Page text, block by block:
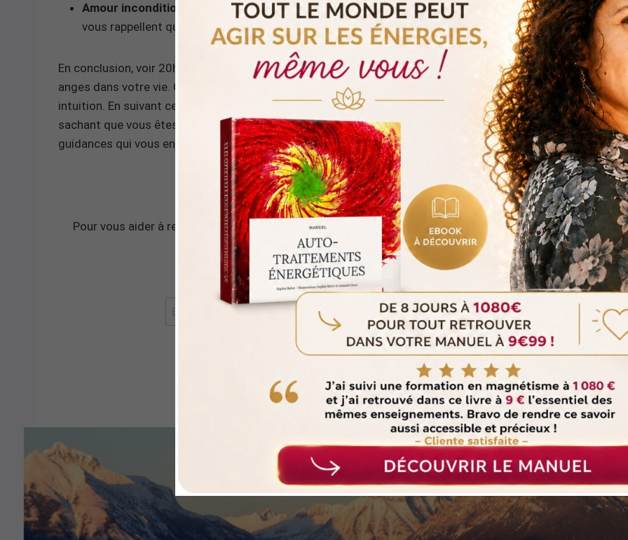
Amour inconditionnel:
Les messages des anges à 20h37 sont également empreints d’amour. Ils
vous rappellent que vous méritez d’être aimé et que l’amour est la force qui vous guide.
En conclusion, voir 20h37 est un signe puissant de votre connexion spirituelle et de la présence des
anges dans votre vie. Cette heure vous invite à vous recentrer sur vos aspirations et à écouter votre
intuition. En suivant ces messages, vous pouvez avancer avec confiance sur votre chemin spirituel,
sachant que vous êtes soutenu par des forces bienveillantes. Restez ouvert aux signes et aux
guidances qui vous entourent.
Pour vous aider à rester dans l’instant présent et vous ouvir à l’abondance dans votre vie, voici une
méditation de lâcher prise offerte:
RECEVOIR LA MÉDITATION OFFERTE